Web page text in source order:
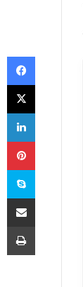
Facebook
X
LinkedIn
Pinterest
Skype
E-Posta ile paylaş